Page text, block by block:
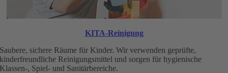
KITA-Reinigung
Saubere, sichere Räume für Kinder. Wir verwenden geprüfte,
kinderfreundliche Reinigungsmittel und sorgen für hygienische
Klassen-, Spiel- und Sanitärbereiche.